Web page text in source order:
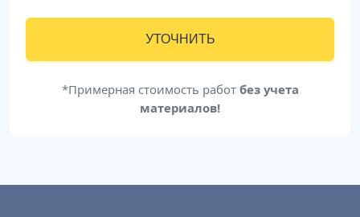
УТОЧНИТЬ
*Примерная стоимость работ без учета
материалов!